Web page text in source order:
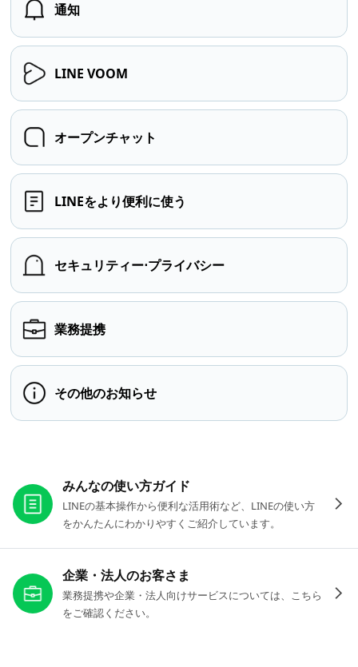
通知
LINE VOOM
オープンチャット
LINEをより便利に使う
セキュリティー⋅プライバシー
業務提携
その他のお知らせ
みんなの使い方ガイド
LINEの基本操作から便利な活用術など、LINEの使い方
をかんたんにわかりやすくご紹介しています。
企業・法人のお客さま
業務提携や企業・法人向けサービスについては、こちら
をご確認ください。